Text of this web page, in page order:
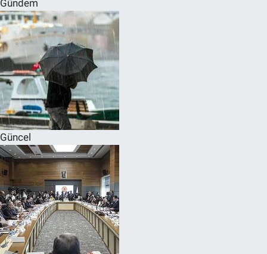
Gündem
Güncel
SPOR
RESMİ İLANLAR